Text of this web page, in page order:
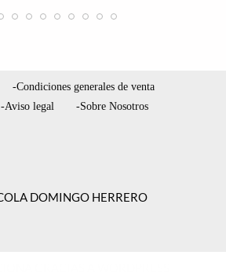
-Condiciones generales de venta
-Aviso legal
-Sobre Nosotros
DOMINGO HERRERO